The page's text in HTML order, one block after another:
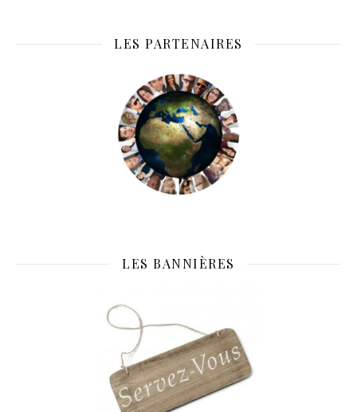
LES PARTENAIRES
LES BANNIÈRES